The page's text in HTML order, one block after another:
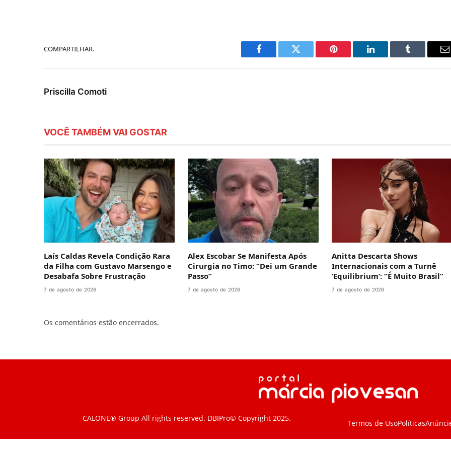
COMPARTILHAR.
Facebook Twitter Pinterest LinkedIn Tumblr
Priscilla Comoti
VOCÊ TAMBÉM VAI GOSTAR
Laís Caldas Revela Condição Rara
da Filha com Gustavo Marsengo e
Desabafa Sobre Frustração
7 de agosto de 2026
Alex Escobar Se Manifesta Após
Cirurgia no Timo: “Dei um Grande
Passo”
7 de agosto de 2026
Anitta Descarta Shows
Internacionais com a Turnê
‘Equilibrium’: “É Muito Brasil”
7 de agosto de 2026
Os comentários estão encerrados.
CALONE® Group All rights reserved. DBIPro© Copyright 2025.
Termos de UsoPolíticas